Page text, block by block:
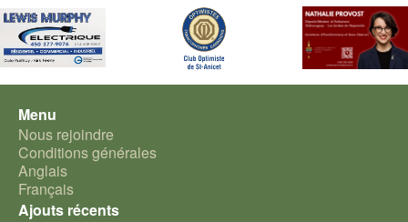
Menu
Nous rejoindre
Conditions générales
Anglais
Français
Ajouts récents